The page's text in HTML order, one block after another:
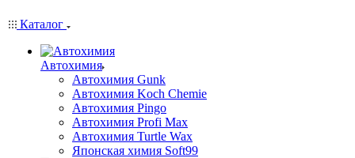
Каталог
Автохимия
Автохимия Gunk
Автохимия Koch Chemie
Автохимия Pingo
Автохимия Profi Max
Автохимия Turtle Wax
Японская химия Soft99